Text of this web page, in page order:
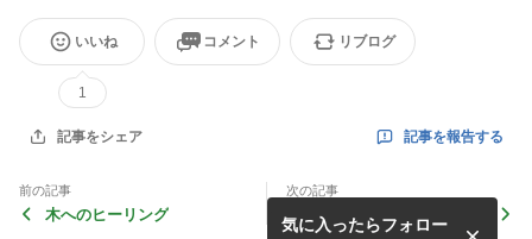
いいね
1
コメント リブログ
記事をシェア 記事を報告する
前の記事
木へのヒーリング
次の記事
関係性1のインストラクター
気に入ったらフォロー